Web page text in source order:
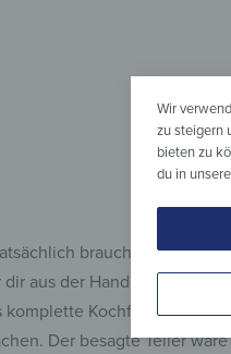
brauchst,
aus der Hand und
Kochfeld
Der besagte Teller
Wir
zu steigern
bieten zu
du in